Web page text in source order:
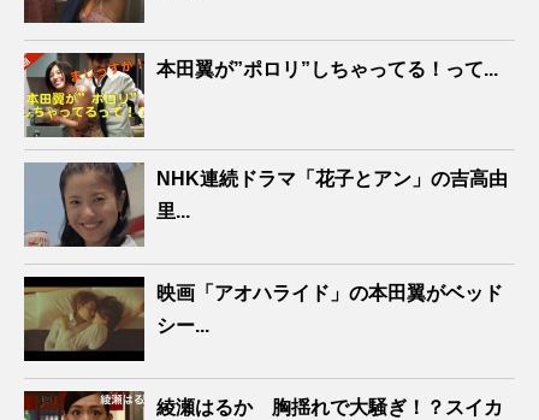
本田翼が”ポロリ”しちゃってる！って...
NHK連続ドラマ「花子とアン」の吉高由
里...
映画「アオハライド」の本田翼がベッド
シー...
綾瀬はるか 胸揺れで大騒ぎ！？スイカ